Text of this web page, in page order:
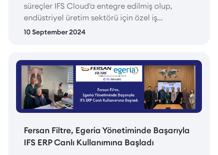
süreçler IFS Cloud'a entegre edilmiş olup,
endüstriyel üretim sektörü için özel iş
hızlandırıcıları ile desteklenmiştir. Talep
sahası veri toplama gibi bileşenler, sistemde
yerleşik olarak sunulmaktadır.
10 September 2024
Fersan Filtre, Egeria Yönetiminde Başarıyla
IFS ERP Canlı Kullanımına Başladı